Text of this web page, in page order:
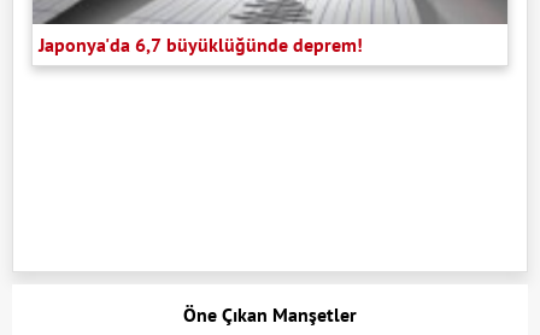
Japonya'da 6,7 büyüklüğünde deprem!
Öne Çıkan Manşetler